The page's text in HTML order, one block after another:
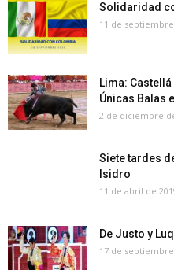
Solidaridad
11 de
Lima:
Únicas Balas
2 de diciembre
Siete tardes
Isidro
11 de abril de
De Justo y
17 de